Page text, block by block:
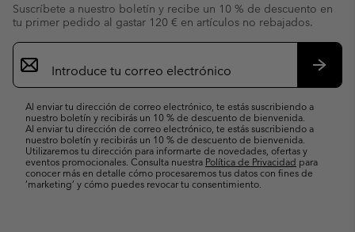
Suscríbete a nuestro boletín y recibe un 10 % de descuento en
tu primer pedido al gastar 120 € en artículos no rebajados.
Suscripción
de
correo
Al enviar tu dirección de correo electrónico, te estás suscribiendo a
nuestro boletín y recibirás un 10 % de descuento de bienvenida.
Al enviar tu dirección de correo electrónico, te estás suscribiendo a
nuestro boletín y recibirás un 10 % de descuento de bienvenida.
Utilizaremos tu dirección para informarte de novedades, ofertas y
eventos promocionales. Consulta nuestra Política de Privacidad para
conocer más en detalle cómo procesaremos tus datos con fines de
’marketing’ y cómo puedes revocar tu consentimiento.